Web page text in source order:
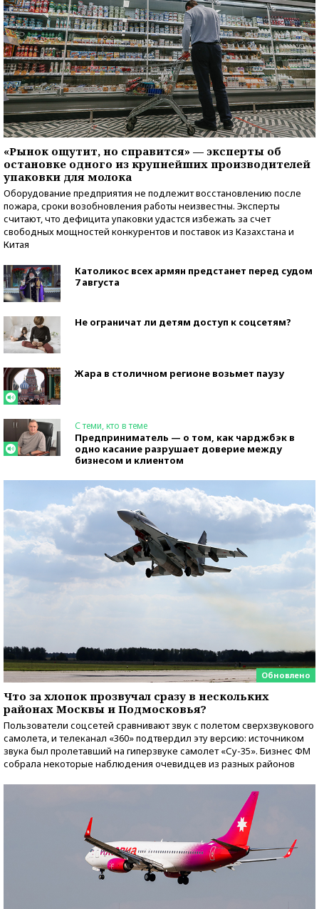
«Рынок ощутит, но справится» — эксперты об
остановке одного из крупнейших производителей
упаковки для молока
Оборудование предприятия не подлежит восстановлению после
пожара, сроки возобновления работы неизвестны. Эксперты
считают, что дефицита упаковки удастся избежать за счет
свободных мощностей конкурентов и поставок из Казахстана и
Китая
Католикос всех армян предстанет перед судом
7 августа
Не ограничат ли детям доступ к соцсетям?
Жара в столичном регионе возьмет паузу
С теми, кто в теме
Предприниматель — о том, как чарджбэк в
одно касание разрушает доверие между
бизнесом и клиентом
Обновлено
Что за хлопок прозвучал сразу в нескольких
районах Москвы и Подмосковья?
Пользователи соцсетей сравнивают звук с полетом сверхзвукового
самолета, и телеканал «360» подтвердил эту версию: источником
звука был пролетавший на гиперзвуке самолет «Су-35». Бизнес ФМ
собрала некоторые наблюдения очевидцев из разных районов